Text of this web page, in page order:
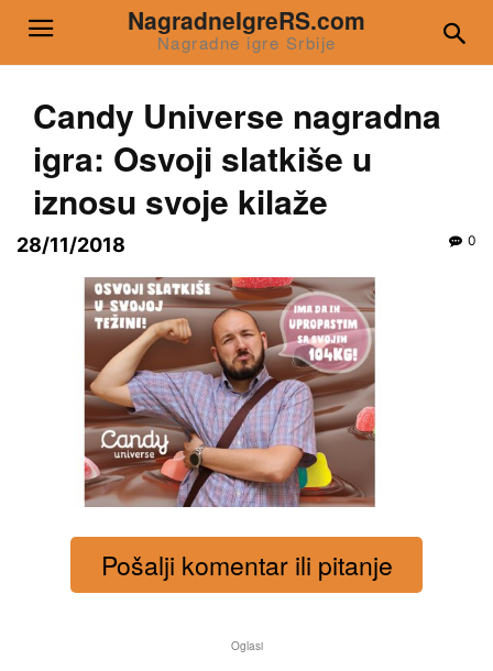
NagradneIgreRS.com
Nagradne igre Srbije
Candy Universe nagradna
igra: Osvoji slatkiše u
iznosu svoje kilaže
28/11/2018 0
Pošalji komentar ili pitanje
Oglasi